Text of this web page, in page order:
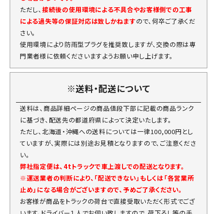
ただし、接続後の使用環境による不具合やお客様側での工事
による過失等の保証対応は致しかねますので、何卒ご了承くだ
さい。
使用環境により防雨型プラグを推奨致しますが、交換の際は専
門業者様に依頼くださいますようお願い申し上げます。
※送料・配送について
送料は、商品詳細ページの商品値段下部に記載の商品ランク
に基づき、配送先の都道府県によって決定いたします。
ただし、北海道・沖縄への送料については一律100,000円とし
ていますが、実際には別途お見積となりますので、ご注意くださ
い。
弊社指定便は、4tトラックで車上渡しでの配送となります。
※運送業者の判断により、「配送できない」もしくは「各営業所
止め」になる場合がございますので、予めご了承ください。
お客様が商品をトラックの荷台で直接受取いただく形式でござ